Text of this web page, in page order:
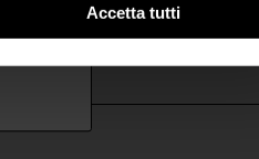
Accetta tutti